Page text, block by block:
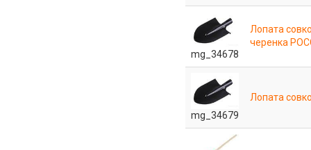
mg_34678
Лопата
черенка
mg_34679
Лопата